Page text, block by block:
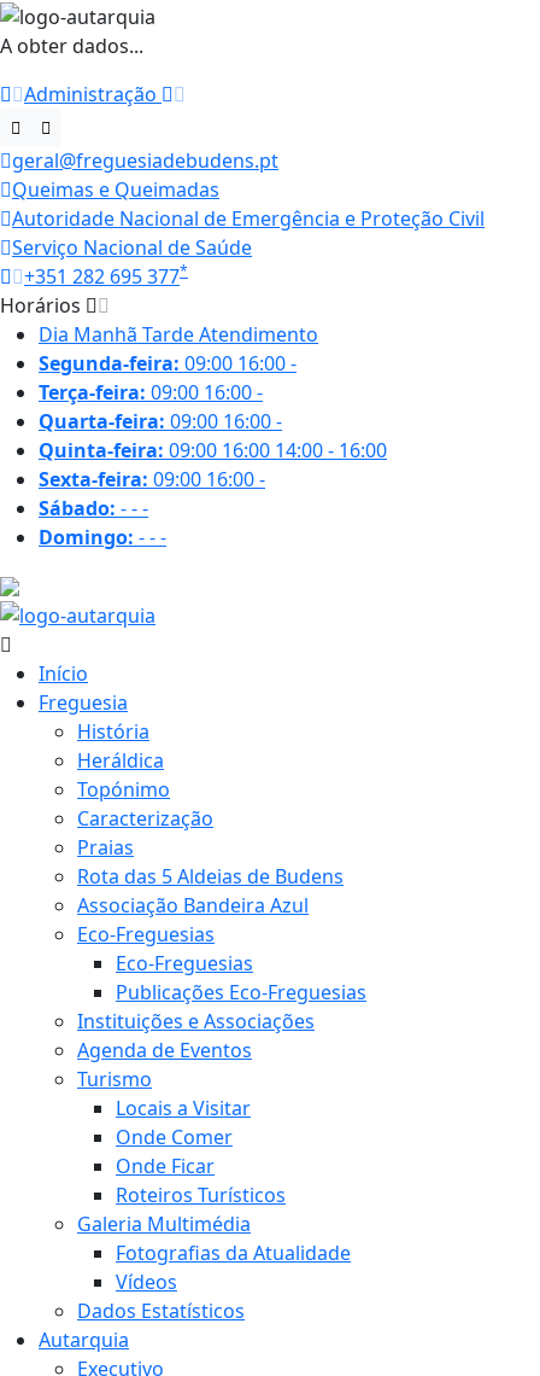
A obter dados...
Administração
geral@freguesiadebudens.pt
Queimas e Queimadas
Autoridade Nacional de Emergência e Proteção Civil
Serviço Nacional de Saúde
+351 282 695 377*
Horários
Dia Manhã TardeAtendimento
Segunda-feira: 09:00 16:00-
Terça-feira: 09:00 16:00-
Quarta-feira: 09:00 16:00-
Quinta-feira: 09:00 16:00 14:00 - 16:00
Sexta-feira: 09:00 16:00-
Sábado: ---
Domingo: ---
Início
Freguesia
História
Heráldica
Topónimo
Caracterização
Praias
Rota das 5 Aldeias de Budens
Associação Bandeira Azul
Eco-Freguesias
Eco-Freguesias
Publicações Eco-Freguesias
Instituições e Associações
Agenda de Eventos
Turismo
Locais a Visitar
Onde Comer
Onde Ficar
Roteiros Turísticos
Galeria Multimédia
Fotografias da Atualidade
Vídeos
Dados Estatísticos
Autarquia
Executivo